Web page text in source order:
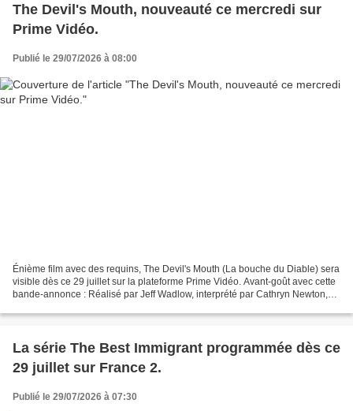
The Devil's Mouth, nouveauté ce mercredi sur
Prime Vidéo.
Publié le 29/07/2026 à 08:00
Énième film avec des requins, The Devil's Mouth (La bouche du Diable) sera
visible dès ce 29 juillet sur la plateforme Prime Vidéo. Avant-goût avec cette
bande-annonce : Réalisé par Jeff Wadlow, interprété par Cathryn Newton,
La série The Best Immigrant programmée dès ce
29 juillet sur France 2.
Publié le 29/07/2026 à 07:30